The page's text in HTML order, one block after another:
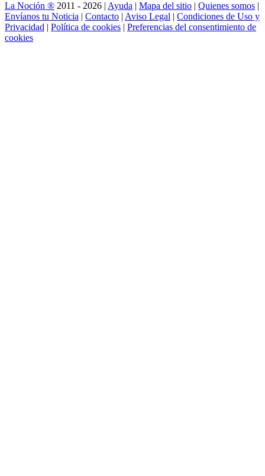
La Noción ® 2011 - 2026 | Ayuda | Mapa del sitio | Quienes somos |
Envíanos tu Noticia | Contacto | Aviso Legal | Condiciones de Uso y
Privacidad | Política de cookies | Preferencias del consentimiento de
cookies